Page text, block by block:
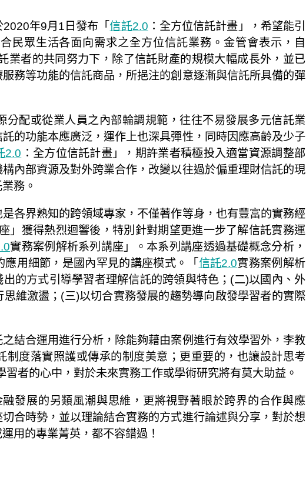
年9月1日發布「信託2.0 ：全方位信託計畫」，希望能引
民眾生活各面向需求之全方位信託業務。金管會表示，自
業者的共同努力下，除了信託財產的規模大幅成長外，並已
務等功能的信託商品，所挹注的創意逐漸與信託所具備的彈
分配或從業人員之內部輪調規範，往往不易發展多元信託業
的功能本應廣泛，運作上也深具彈性，同時因應高齡及少子
2.0 ：全方位信託計畫」，期許業者積極投入適當資源調整部
內部資源及對外跨業合作，改變以往過於偏重理財信託的現
務。
各界熟知的跨領域專家，不僅著作等身，也有豐富的實務經
」獲得熱烈迴響後，特別針對期望更進一步了解信託實務運
實務案例解析系列講座」。本系列講座透過基礎概念分析，
用細節，是國內罕見的講座模式。「 信託2.0實務案例解析
的方式引導學習者理解信託的跨領與特色；(二)以國內、外
維激盪；(三)以切合實務發展的趨勢導向啟發學習者的實際
結合運用進行分析，除能夠藉由案例進行有效學習外，李教
制度落實照護或傳承的制度美意；更重要的，也讓設計思考
習者的心中，對於未來實務工作或學術研究將有莫大助益。
融發展的另類風潮與思維，更將視野著眼於跨界的合作與應
合時勢，並以理論結合實務的方式進行論述與分享，對於想
用的專業菁英，都不容錯過！